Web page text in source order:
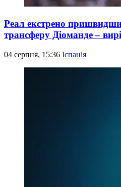
Реал екстрено
трансферу Діоманде –
04 серпня, 15:36 Іспанія